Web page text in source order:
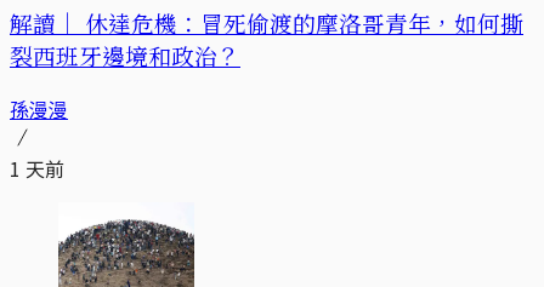
解讀｜ 休達危機：冒死偷渡的摩洛哥青年，如何撕
裂西班牙邊境和政治？
孫漫漫
1 天前